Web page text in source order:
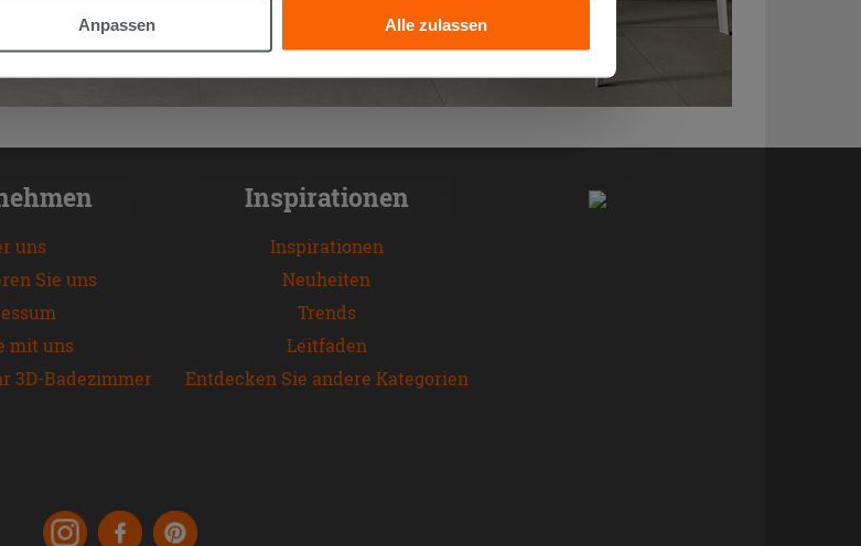
Anpassen
Alle zulassen
uns
Sie uns
mit uns
3D-Badezimmer
Inspirationen
Inspirationen
Neuheiten
Trends
Leitfaden
Entdecken Sie andere Kategorien